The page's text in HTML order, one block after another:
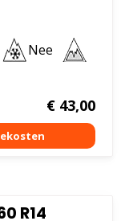
Nee
€43,00
R14